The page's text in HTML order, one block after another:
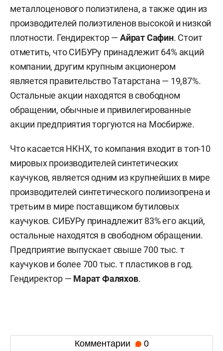
металлоценового полиэтилена, а также один из
производителей полиэтиленов высокой и низкой
плотности. Гендиректор —Айрат Сафин. Стоит
отметить, что СИБУРу принадлежит 64% акций
компании, другим крупным акционером
является правительство Татарстана — 19,87%.
Остальные акции находятся в свободном
обращении, обычные и привилегированные
акции предприятия торгуются на Мосбирже.
Что касается НКНХ, то компания входит в топ-10
мировых производителей синтетических
каучуков, является одним из крупнейших в мире
производителей синтетического полиизопрена и
третьим в мире поставщиком бутиловых
каучуков. СИБУРу принадлежит 83% его акций,
остальные находятся в свободном обращении.
Предприятие выпускает свыше 700 тыс. т
каучуков и более 700 тыс. т пластиков в год.
Гендиректор — Марат Фаляхов.
Комментарии 0